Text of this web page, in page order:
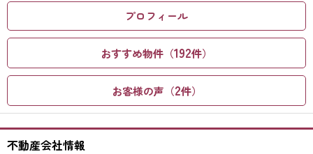
プロフィール
おすすめ物件（192件）
お客様の声（2件）
不動産会社情報